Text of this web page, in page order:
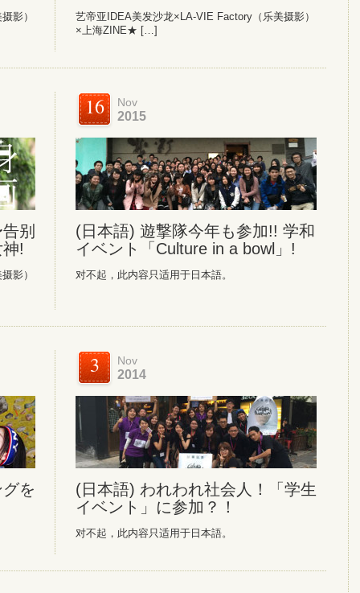
影）
艺帝亚IDEA美发沙龙×LA-VIE Factory（乐美摄影）
×上海ZINE★ […]
别
!
影）
16 Nov
2015
(日本語) 遊撃隊今年も参加!! 学和
イベント「Culture in a bowl」!
对不起，此内容只适用于日本語。
を
3 Nov
2014
(日本語) われわれ社会人！「学生
イベント」に参加？！
对不起，此内容只适用于日本語。